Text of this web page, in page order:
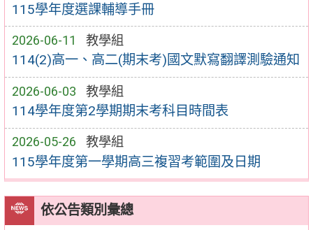
115學年度選課輔導手冊
2026-06-11 教學組
114(2)高一、高二(期末考)國文默寫翻譯測驗通知
2026-06-03 教學組
114學年度第2學期期末考科目時間表
2026-05-26 教學組
115學年度第一學期高三複習考範圍及日期
依公告類別彙總